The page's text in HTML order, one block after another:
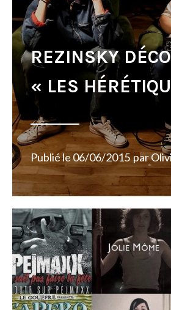
REZINSKY
« LES
Publié le06/06/2015 par